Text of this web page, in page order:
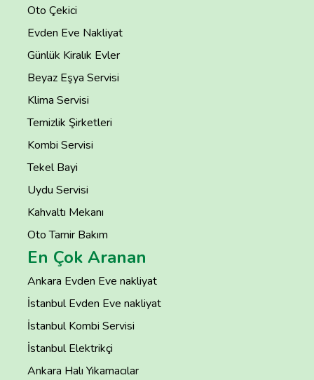
Oto Çekici
Evden Eve Nakliyat
Günlük Kiralık Evler
Beyaz Eşya Servisi
Klima Servisi
Temizlik Şirketleri
Kombi Servisi
Tekel Bayi
Uydu Servisi
Kahvaltı Mekanı
Oto Tamir Bakım
En Çok Aranan
Ankara Evden Eve nakliyat
İstanbul Evden Eve nakliyat
İstanbul Kombi Servisi
İstanbul Elektrikçi
Ankara Halı Yıkamacılar